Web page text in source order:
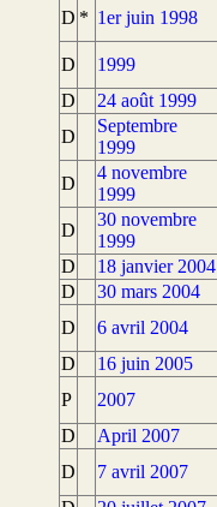
D * 1er juin 1998
D
1999
D
24 août 1999
D
Septembre
1999
D
4 novembre
1999
D
30 novembre
1999
D
18 janvier 2004
D
30 mars 2004
D
6 avril 2004
D
16 juin 2005
P
2007
D
April 2007
D
7 avril 2007